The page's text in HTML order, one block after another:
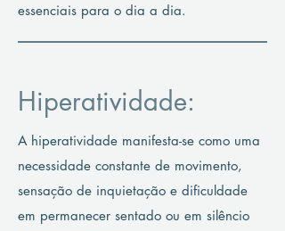
essenciais para o dia a dia.
Hiperatividade:
A hiperatividade manifesta-se como uma
necessidade constante de movimento,
sensação de inquietação e dificuldade
em permanecer sentado ou em silêncio